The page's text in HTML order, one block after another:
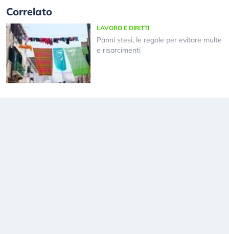
Correlato
LAVORO E DIRITTI
Panni stesi, le regole per evitare multe
e risarcimenti